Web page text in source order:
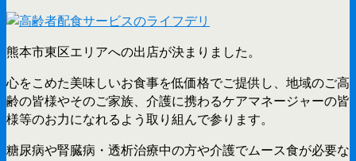
熊本市東区エリアへの出店が決まりました。
心をこめた美味しいお食事を低価格でご提供し、地域のご高
齢の皆様やそのご家族、介護に携わるケアマネージャーの皆
様等のお力になれるよう取り組んで参ります。
糖尿病や腎臓病・透析治療中の方や介護でムース食が必要な